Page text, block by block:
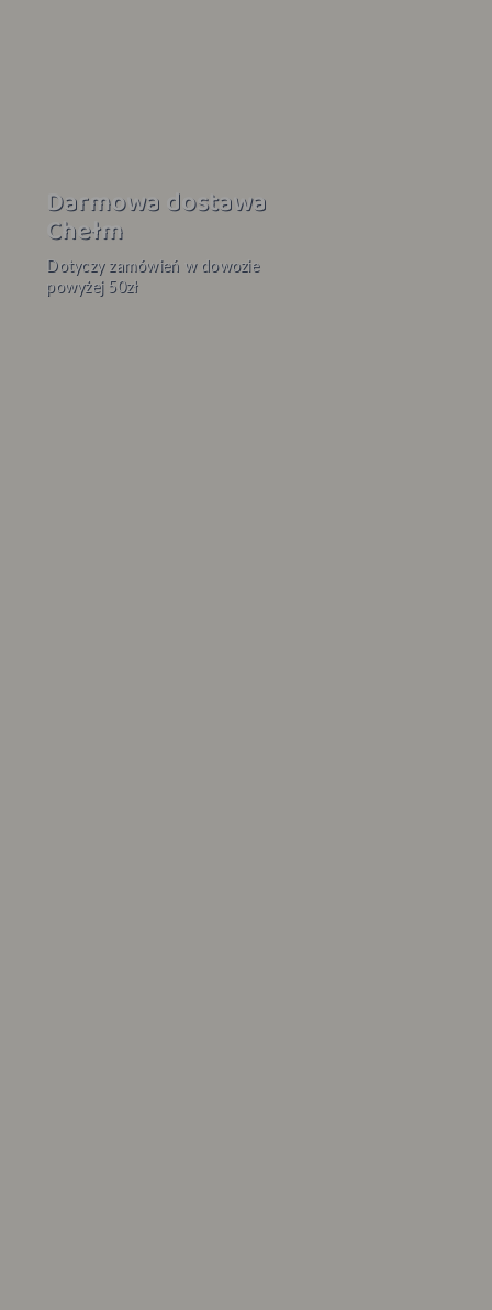
15% odbiór
osobisty
stronie 105.pl i nie łączy się z